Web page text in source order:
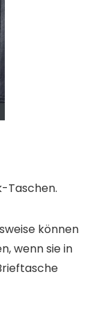
Taschen.
können
wenn sie in